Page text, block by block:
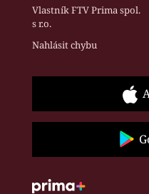
Vlastník FTV Prima spol.
s r.o.
Nahlásit chybu